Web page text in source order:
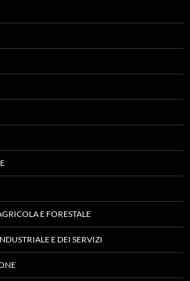
E FORESTALE
E DEI SERVIZI